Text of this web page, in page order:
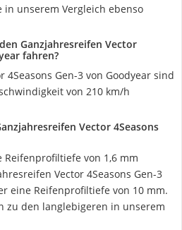
unserem Vergleich ebenso
Ganzjahresreifen Vector
fahren?
4Seasons Gen-3 von Goodyear sind
von 210 km/h
Vector 4Seasons
Reifenprofiltiefe von 1,6 mm
Vector 4Seasons Gen-3
eine Reifenprofiltiefe von 10 mm.
zu den langlebigeren in unserem